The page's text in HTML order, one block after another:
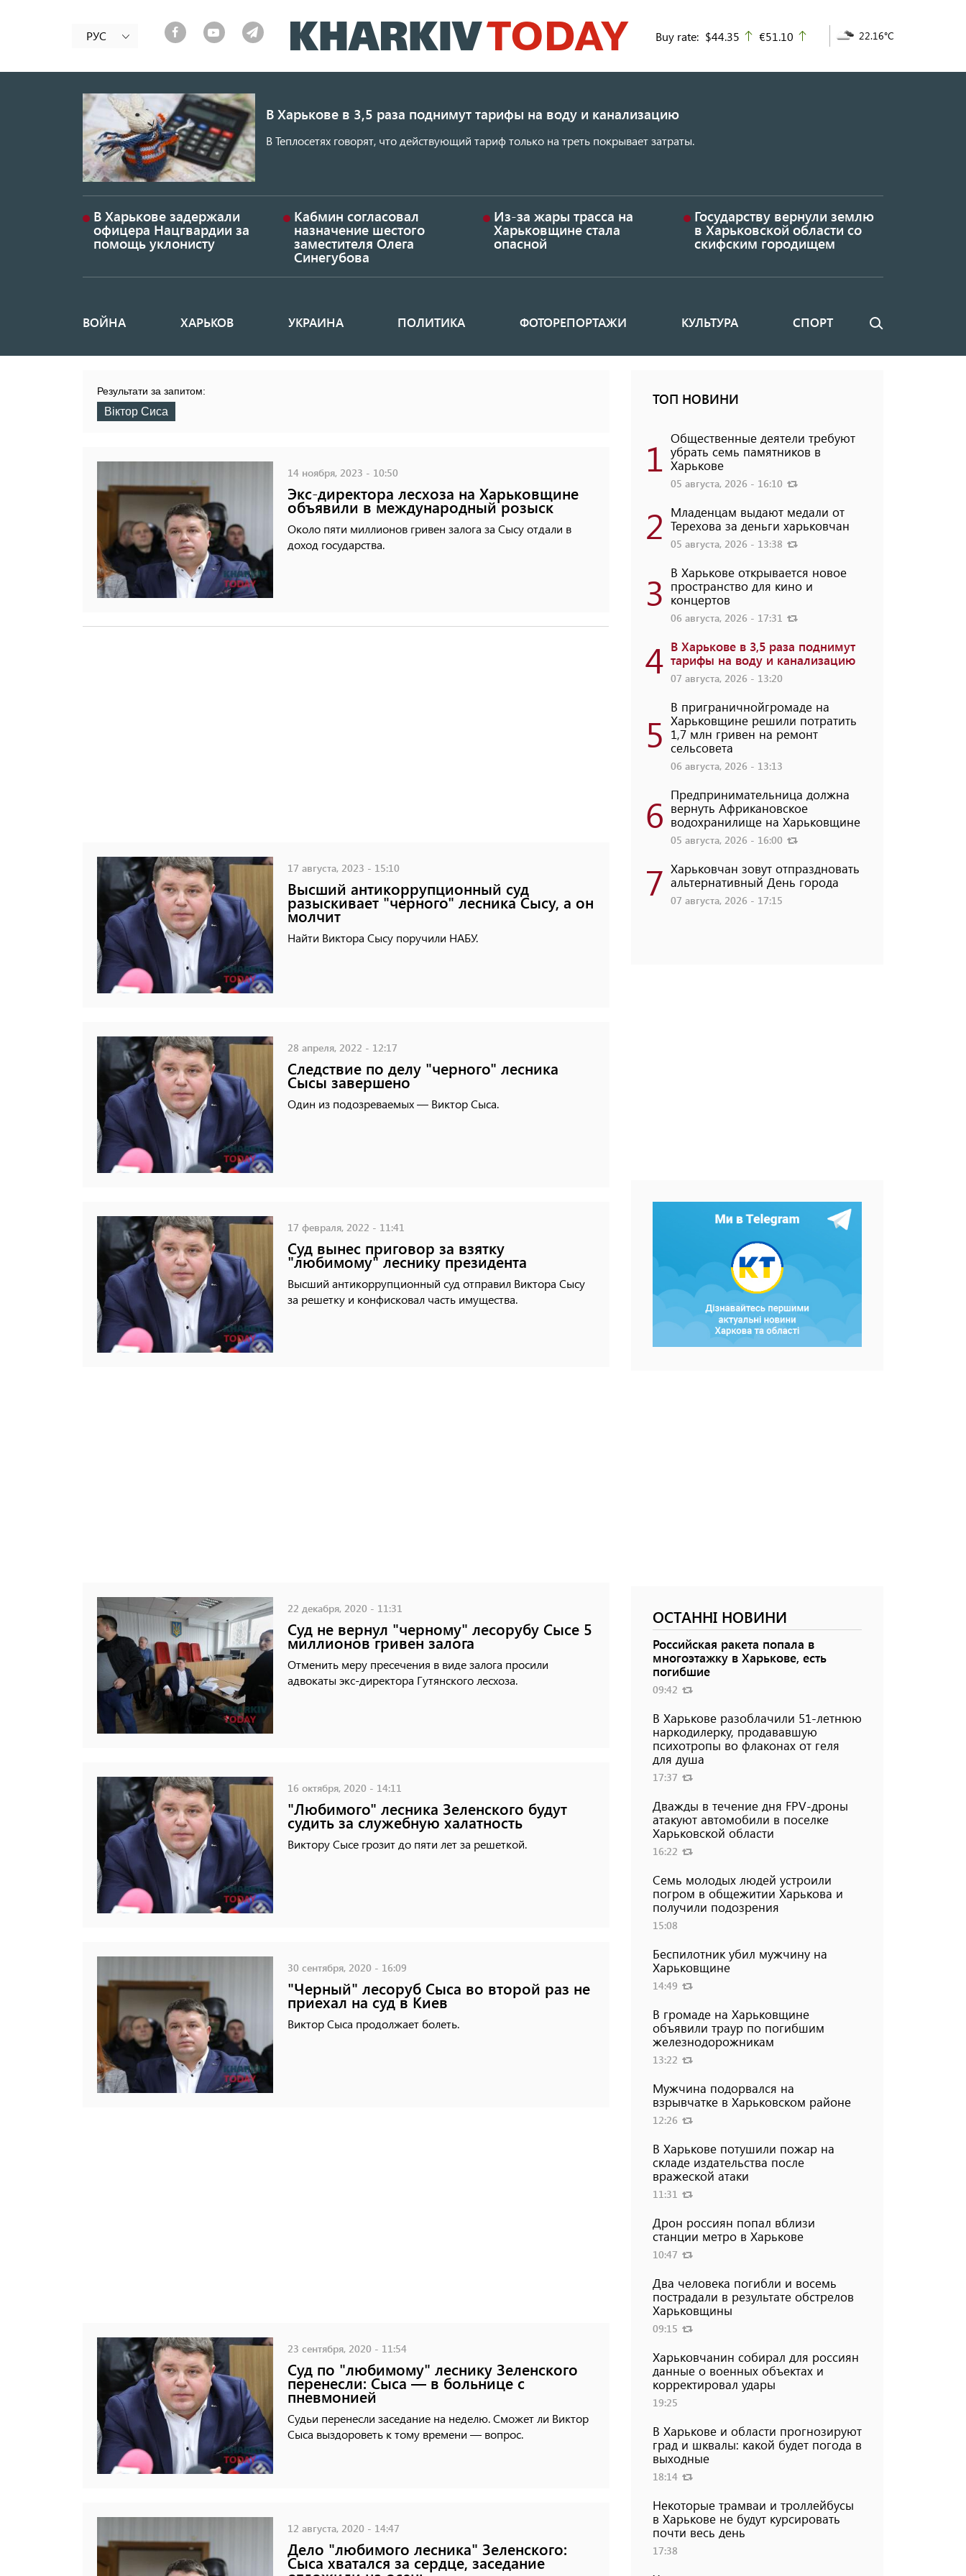
к
основному
РУС Buy rate: $44.35 up
€51.10 22.16°C
В Харькове в 3,5 раза поднимут тарифы на воду и канализацию
В Теплосетях говорят, что действующий тариф только на треть покрывает затраты.
В Харькове задержали
офицера Нацгвардии за
помощь уклонисту
Кабмин согласовал
назначение шестого
заместителя Олега
Синегубова
Из-за жары трасса на
Харьковщине стала
опасной
Государству вернули землю
в Харьковской области со
скифским городищем
Основная
ВОЙНА ХАРЬКОВ УКРАИНА ПОЛИТИКА ФОТОРЕПОРТАЖИ КУЛЬТУРА СПОРТ Поиск
Результати за запитом:
Віктор Сиса
14 ноября, 2023 - 10:50
Экс-директора лесхоза на Харьковщине
объявили в международный розыск
Около пяти миллионов гривен залога за Сысу отдали в
доход государства.
17 августа, 2023 - 15:10
Высший антикоррупционный суд
разыскивает "черного" лесника Сысу, а он
молчит
Найти Виктора Сысу поручили НАБУ.
28 апреля, 2022 - 12:17
Следствие по делу "черного" лесника
Сысы завершено
Один из подозреваемых — Виктор Сыса.
17 февраля, 2022 - 11:41
Суд вынес приговор за взятку
"любимому" леснику президента
Высший антикоррупционный суд отправил Виктора Сысу
за решетку и конфисковал часть имущества.
22 декабря, 2020 - 11:31
Суд не вернул "черному" лесорубу Сысе 5
миллионов гривен залога
Отменить меру пресечения в виде залога просили
адвокаты экс-директора Гутянского лесхоза.
16 октября, 2020 - 14:11
"Любимого" лесника Зеленского будут
судить за служебную халатность
Виктору Сысе грозит до пяти лет за решеткой.
30 сентября, 2020 - 16:09
"Черный" лесоруб Сыса во второй раз не
приехал на суд в Киев
Виктор Сыса продолжает болеть.
23 сентября, 2020 - 11:54
Суд по "любимому" леснику Зеленского
перенесли: Сыса — в больнице с
пневмонией
Судьи перенесли заседание на неделю. Сможет ли Виктор
Сыса выздороветь к тому времени — вопрос.
12 августа, 2020 - 14:47
Дело "любимого лесника" Зеленского:
Сыса хватался за сердце, заседание
ТОП НОВИНИ
1 Общественные деятели требуют
убрать семь памятников в
Харькове
05 августа, 2026 - 16:10
2 Младенцам выдают медали от
Терехова за деньги харьковчан
05 августа, 2026 - 13:38
3 В Харькове открывается новое
пространство для кино и
концертов
06 августа, 2026 - 17:31
4 В Харькове в 3,5 раза поднимут
тарифы на воду и канализацию
07 августа, 2026 - 13:20
5
В приграничнойгромаде на
Харьковщине решили потратить
1,7 млн ​​гривен на ремонт
сельсовета
06 августа, 2026 - 13:13
6 Предпринимательница должна
вернуть Африкановское
водохранилище на Харьковщине
05 августа, 2026 - 16:00
7 Харьковчан зовут отпраздновать
альтернативный День города
07 августа, 2026 - 17:15
ОСТАННІ НОВИНИ
Российская ракета попала в
многоэтажку в Харькове, есть
погибшие
09:42
В Харькове разоблачили 51-летнюю
наркодилерку, продававшую
психотропы во флаконах от геля
для душа
17:37
Дважды в течение дня FPV-дроны
атакуют автомобили в поселке
Харьковской области
16:22
Семь молодых людей устроили
погром в общежитии Харькова и
получили подозрения
15:08
Беспилотник убил мужчину на
Харьковщине
14:49
В громаде на Харьковщине
объявили траур по погибшим
железнодорожникам
13:22
Мужчина подорвался на
взрывчатке в Харьковском районе
12:26
В Харькове потушили пожар на
складе издательства после
вражеской атаки
11:31
Дрон россиян попал вблизи
станции метро в Харькове
10:47
Два человека погибли и восемь
пострадали в результате обстрелов
Харьковщины
09:15
Харьковчанин собирал для россиян
данные о военных объектах и ​​
корректировал удары
19:25
В Харькове и области прогнозируют
град и шквалы: какой будет погода в
выходные
18:14
Некоторые трамваи и троллейбусы
в Харькове не будут курсировать
почти весь день
17:38